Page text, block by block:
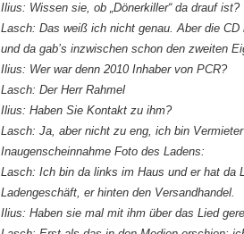
Ilius: Wissen sie, ob „Dönerkiller“ da drauf ist?
Lasch: Das weiß ich nicht genau. Aber die
und da gab’s inzwischen schon den zweiten
Ilius: Wer war denn 2010 Inhaber von PCR?
Lasch: Der Herr Rahmel
Ilius: Haben Sie Kontakt zu ihm?
Lasch: Ja, aber nicht zu eng, ich bin
Inaugenscheinnahme Foto des Ladens:
Lasch: Ich bin da links im Haus und er hat da
Ladengeschäft, er hinten den Versandhandel.
Ilius: Haben sie mal mit ihm über das Lied